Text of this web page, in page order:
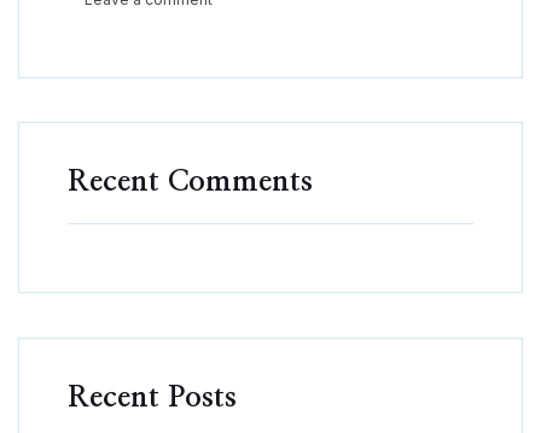
Recent Comments
Recent Posts